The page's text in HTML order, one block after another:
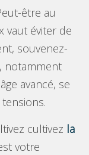
être au
vaut éviter de
souvenez-
notamment
avancé, se
cultivez la
votre